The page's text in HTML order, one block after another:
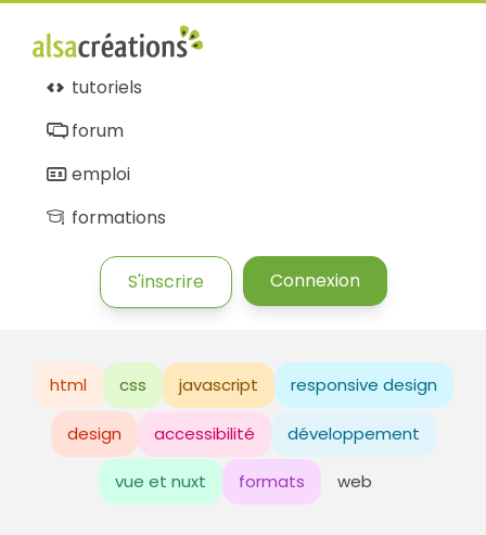
tutoriels
forum
emploi
formations
S'inscrire Connexion
html css javascript responsive design
design accessibilité développement
vue et nuxt formats web